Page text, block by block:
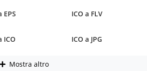
EPS ICO a FLV
ICO ICO a JPG
Mostra altro